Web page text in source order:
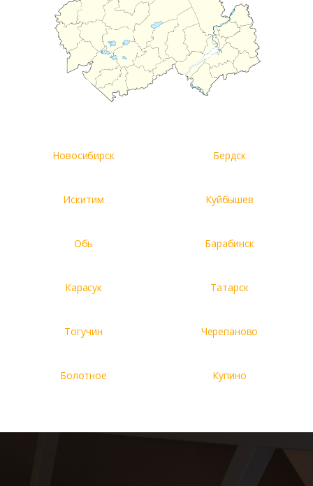
Новосибирск Бердск
Искитим Куйбышев
Обь Барабинск
Карасук Татарск
Тогучин Черепаново
Болотное Купино